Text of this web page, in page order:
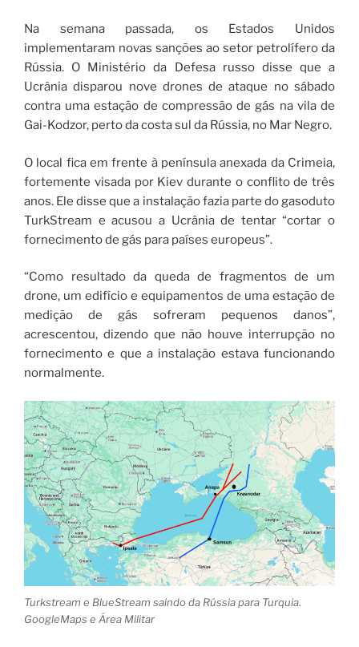
Na semana passada, os Estados Unidos
implementaram novas sanções ao setor petrolífero da
Rússia. O Ministério da Defesa russo disse que a
Ucrânia disparou nove drones de ataque no sábado
contra uma estação de compressão de gás na vila de
Gai-Kodzor, perto da costa sul da Rússia, no Mar Negro.
O local fica em frente à península anexada da Crimeia,
fortemente visada por Kiev durante o conflito de três
anos. Ele disse que a instalação fazia parte do gasoduto
TurkStream e acusou a Ucrânia de tentar “cortar o
fornecimento de gás para países europeus”.
“Como resultado da queda de fragmentos de um
drone, um edifício e equipamentos de uma estação de
medição de gás sofreram pequenos danos”,
acrescentou, dizendo que não houve interrupção no
fornecimento e que a instalação estava funcionando
normalmente.
Turkstream e BlueStream saindo da Rússia para Turquia.
GoogleMaps e Área Militar